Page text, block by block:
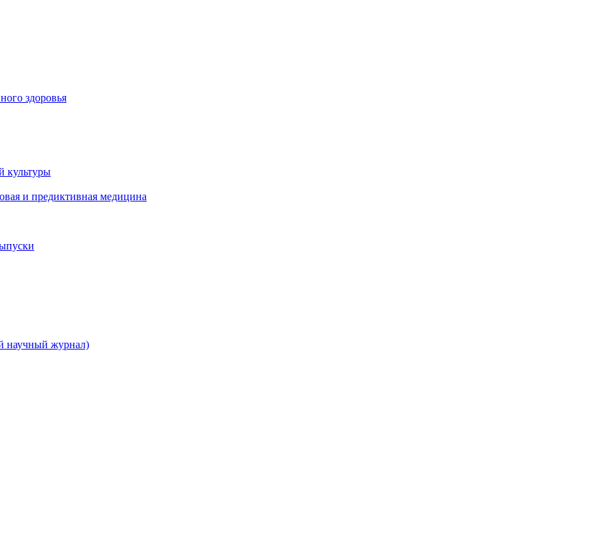
здоровья
культуры
и предиктивная медицина
научный журнал)